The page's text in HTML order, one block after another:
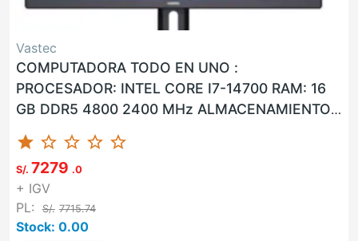
Vastec
COMPUTADORA TODO EN UNO :
PROCESADOR: INTEL CORE I7-14700 RAM: 16
GB DDR5 4800 2400 MHz ALMACENAMIENTO:
1 TB M.2 SSD NVMe PANTALLA: LCD CON
RETROILUMI...
star star_border star_border star_border star_border
S/. 7279 .0
+ IGV
PL:
S/. 7715.74
Stock: 0.00